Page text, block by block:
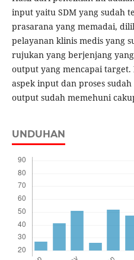
input yaitu SDM yang sudah
prasarana yang memadai,
pelayanan klinis medis yang
rujukan yang berjenjang
output yang mencapai target.
aspek input dan proses
output sudah memehuni
UNDUHAN